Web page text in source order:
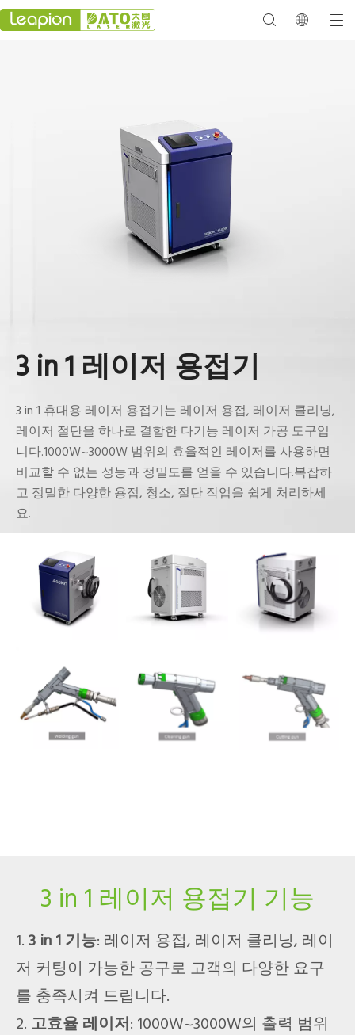
3 in 1 레이저 용접기
3 in 1 휴대용 레이저 용접기는 레이저 용접, 레이저 클리닝,
레이저 절단을 하나로 결합한 다기능 레이저 가공 도구입
니다.1000W~3000W 범위의 효율적인 레이저를 사용하면
비교할 수 없는 성능과 정밀도를 얻을 수 있습니다.복잡하
고 정밀한 다양한 용접, 청소, 절단 작업을 쉽게 처리하세
요.
더 찾아보기
3 in 1 레이저 용접기 기능
1. 3 in 1 기능: 레이저 용접, 레이저 클리닝, 레이
저 커팅이 가능한 공구로 고객의 다양한 요구
를 충족시켜 드립니다.
2. 고효율 레이저: 1000W~3000W의 출력 범위